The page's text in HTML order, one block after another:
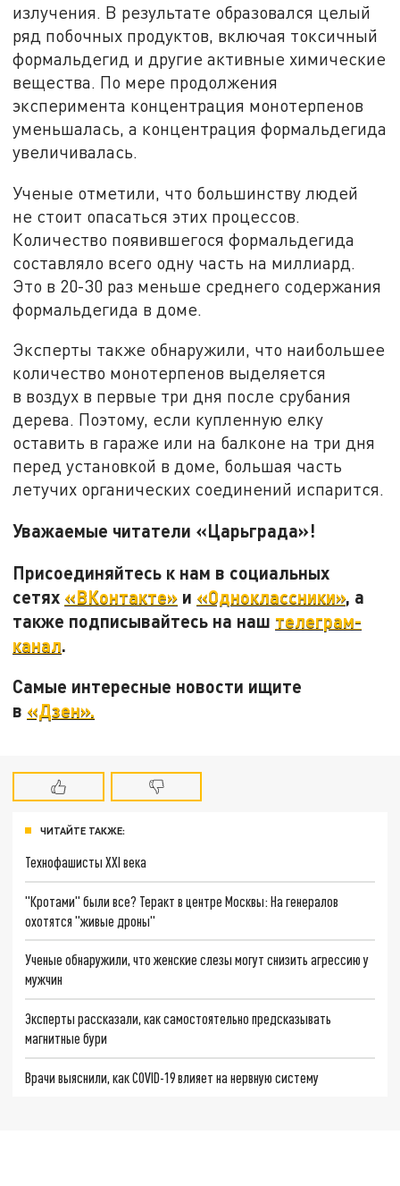
излучения. В результате образовался целый
ряд побочных продуктов, включая токсичный
формальдегид и другие активные химические
вещества. По мере продолжения
эксперимента концентрация монотерпенов
уменьшалась, а концентрация формальдегида
увеличивалась.
Ученые отметили, что большинству людей
не стоит опасаться этих процессов.
Количество появившегося формальдегида
составляло всего одну часть на миллиард.
Это в 20-30 раз меньше среднего содержания
формальдегида в доме.
Эксперты также обнаружили, что наибольшее
количество монотерпенов выделяется
в воздух в первые три дня после срубания
дерева. Поэтому, если купленную елку
оставить в гараже или на балконе на три дня
перед установкой в доме, большая часть
летучих органических соединений испарится.
Уважаемые читатели «Царьграда»!
Присоединяйтесь к нам в социальных
сетях «ВКонтакте» и «Одноклассники», а
также подписывайтесь на наш телеграм-
канал.
Самые интересные новости ищите
в «Дзен».
ЧИТАЙТЕ ТАКЖЕ:
Технофашисты XXI века
"Кротами" были все? Теракт в центре Москвы: На генералов
охотятся "живые дроны"
Ученые обнаружили, что женские слезы могут снизить агрессию у
мужчин
Эксперты рассказали, как самостоятельно предсказывать
магнитные бури
Врачи выяснили, как COVID-19 влияет на нервную систему